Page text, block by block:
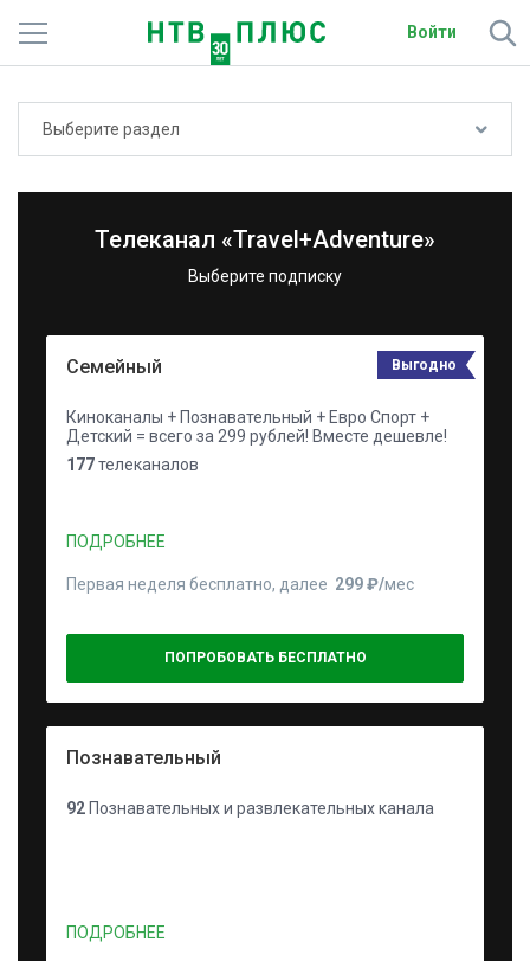
Войти
Спутниковым абонентам
О сайте
Выберите раздел
Телеканал «Travel+Adventure»
Выберите подписку
Выгодно
Семейный
Киноканалы + Познавательный + Евро Спорт +
Детский = всего за 299 рублей! Вместе дешевле!
177телеканалов
ПОДРОБНЕЕ
Первая неделя бесплатно, далее 299 ₽⁠/⁠мес
ПОПРОБОВАТЬ БЕСПЛАТНО
Познавательный
92 Познавательных и развлекательных канала
ПОДРОБНЕЕ